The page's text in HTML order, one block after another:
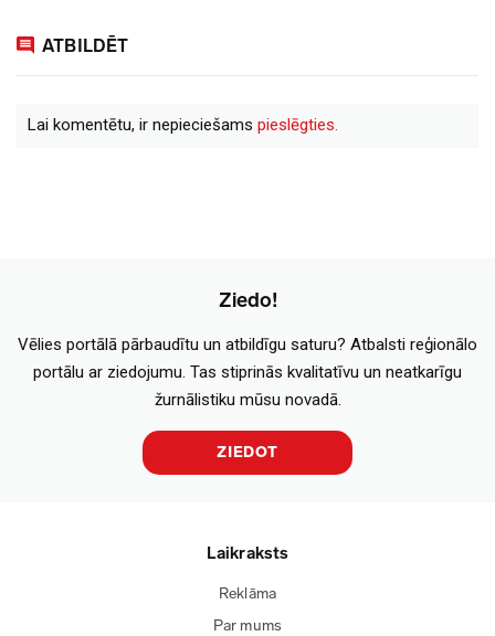
ATBILDĒT
Lai komentētu, ir nepieciešams pieslēgties.
Ziedo!
Vēlies portālā pārbaudītu un atbildīgu saturu? Atbalsti reģionālo
portālu ar ziedojumu. Tas stiprinās kvalitatīvu un neatkarīgu
žurnālistiku mūsu novadā.
ZIEDOT
Laikraksts
Reklāma
Par mums